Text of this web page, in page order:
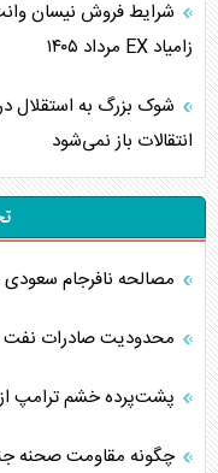
شرایط فروش نیسان
زامیاد EX مرداد ۱۴۰۵
شوک بزرگ به استقلال
انتقالات باز نمی‌شود
مصالحه نافرجام سعودی
محدودیت صادرات نفت
پشت‌پرده خشم ترامپ
چگونه مقاومت صحنه